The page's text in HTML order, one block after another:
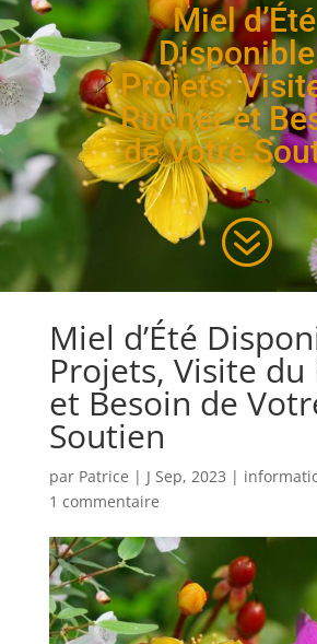
Miel d’Été
Projets,
Rucher et
de Votre
1
?
Miel d’Été
Projets, Visite du
et Besoin de
Soutien
par Patrice | J Sep, 2023 |
1 commentaire